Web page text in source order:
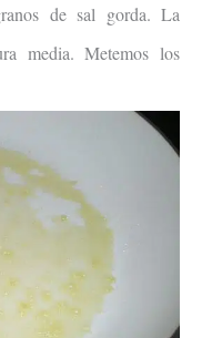
de sal gorda. La
media. Metemos los